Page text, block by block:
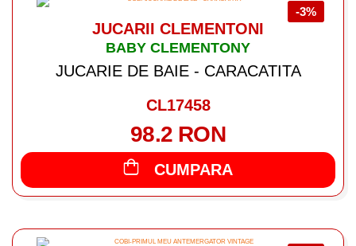
-3%
JUCARII CLEMENTONI
BABY CLEMENTONY
JUCARIE DE BAIE - CARACATITA
CL17458
98.2 RON
CUMPARA